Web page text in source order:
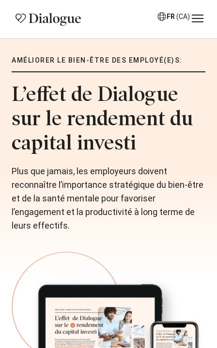
FR (CA)
AMÉLIORER LE BIEN-ÊTRE DES EMPLOYÉ(E)S:
L’effet de Dialogue
sur le rendement du
capital investi
Plus que jamais, les employeurs doivent
reconnaître l’importance stratégique du bien-être
et de la santé mentale pour favoriser
l’engagement et la productivité à long terme de
leurs effectifs.